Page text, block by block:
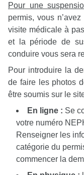
Pour une
permis, vous
visite médicale à
et la période de
conduire vous sera
Pour introduire la
de faire les photos
être soumis sur le
En ligne : Se
votre numéro
Renseigner les
catégorie du
commencer la